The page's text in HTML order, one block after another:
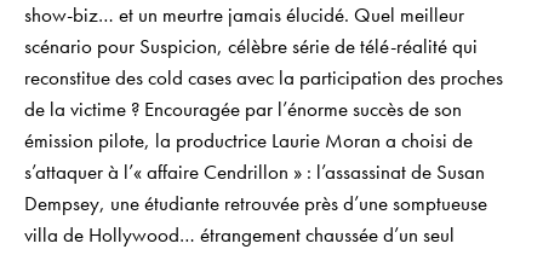
show-biz… et un meurtre jamais élucidé. Quel meilleur
scénario pour Suspicion, célèbre série de télé-réalité qui
reconstitue des cold cases avec la participation des proches
de la victime ? Encouragée par l’énorme succès de son
émission pilote, la productrice Laurie Moran a choisi de
s’attaquer à l’« affaire Cendrillon » : l’assassinat de Susan
Dempsey, une étudiante retrouvée près d’une somptueuse
villa de Hollywood… étrangement chaussée d’un seul